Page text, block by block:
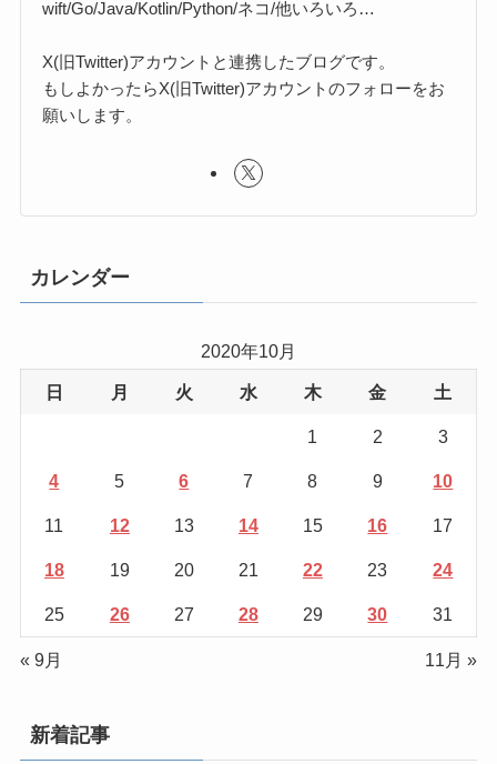
wift/Go/Java/Kotlin/Python/ネコ/他いろいろ…
X(旧Twitter)アカウントと連携したブログです。
もしよかったらX(旧Twitter)アカウントのフォローをお
願いします。
カレンダー
2020年10月
日 月 火 水 木 金 土
1 2 3
4 5 6 7 8 9 10
11 12 13 14 15 16 17
18 19 20 21 22 23 24
25 26 27 28 29 30 31
« 9月 11月 »
新着記事